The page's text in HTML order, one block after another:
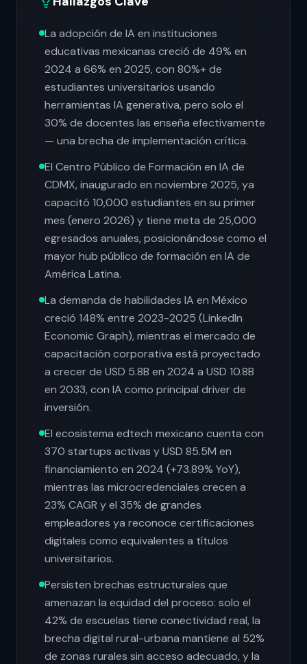
La adopción de IA en instituciones
educativas mexicanas creció de 49% en
2024 a 66% en 2025, con 80%+ de
estudiantes universitarios usando
herramientas IA generativa, pero solo el
30% de docentes las enseña efectivamente
— una brecha de implementación crítica.
El Centro Público de Formación en IA de
CDMX, inaugurado en noviembre 2025, ya
capacitó 10,000 estudiantes en su primer
mes (enero 2026) y tiene meta de 25,000
egresados anuales, posicionándose como el
mayor hub público de formación en IA de
América Latina.
La demanda de habilidades IA en México
creció 148% entre 2023-2025 (LinkedIn
Economic Graph), mientras el mercado de
capacitación corporativa está proyectado
a crecer de USD 5.8B en 2024 a USD 10.8B
en 2033, con IA como principal driver de
inversión.
El ecosistema edtech mexicano cuenta con
370 startups activas y USD 85.5M en
financiamiento en 2024 (+73.89% YoY),
mientras las microcredenciales crecen a
23% CAGR y el 35% de grandes
empleadores ya reconoce certificaciones
digitales como equivalentes a títulos
universitarios.
Persisten brechas estructurales que
amenazan la equidad del proceso: solo el
42% de escuelas tiene conectividad real, la
brecha digital rural-urbana mantiene al 52%
de zonas rurales sin acceso adecuado, y la